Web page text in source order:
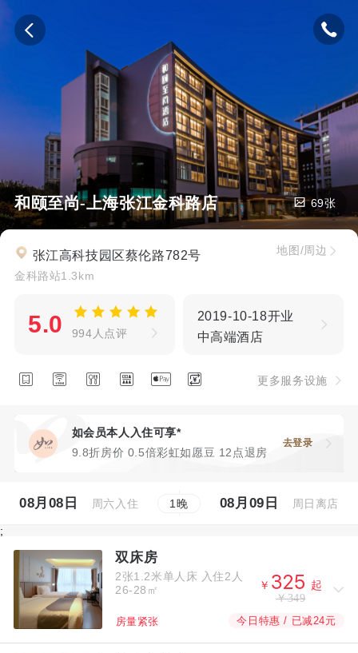
和颐至尚-上海张江金科路店 69张
张江高科技园区蔡伦路782号
金科路站1.3km
地图/周边
5.0 994人点评
2019-10-18开业
中高端酒店
      更多服务设施
如会员本人入住可享*
9.8折房价 0.5倍彩虹如愿豆 12点退房
去登录
08月08日 周六入住 1晚 08月09日 周日离店
;
双床房
2张1.2米单人床 入住2人
26-28㎡
￥ 
起
￥349
房量紧张 今日特惠 / 已减24元